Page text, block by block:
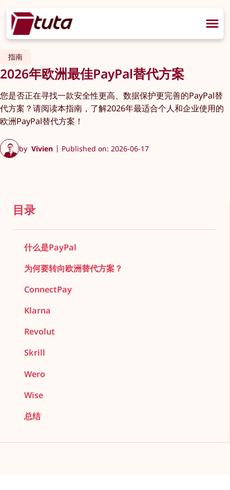
指南
2026年欧洲最佳PayPal替代方案
您是否正在寻找一款安全性更高、数据保护更完善的PayPal替
代方案？请阅读本指南，了解2026年最适合个人和企业使用的
欧洲PayPal替代方案！
by Vivien Published on: 2026-06-17
目录
什么是PayPal
为何要转向欧洲替代方案？
ConnectPay
Klarna
Revolut
Skrill
Wero
Wise
总结